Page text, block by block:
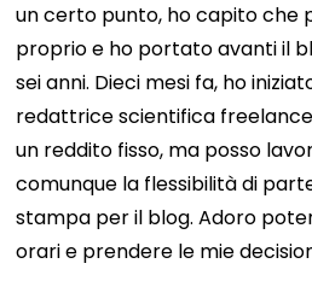
un certo punto, ho capito che
proprio e ho portato avanti il
sei anni. Dieci mesi fa, ho
redattrice scientifica
un reddito fisso, ma posso
comunque la flessibilità di
stampa per il blog. Adoro
orari e prendere le mie